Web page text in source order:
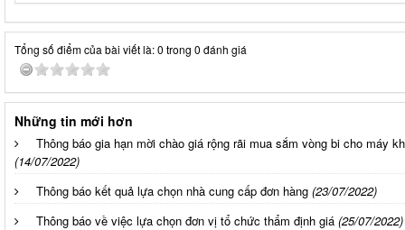
Tổng số điểm của bài viết là: 0 trong 0 đánh giá
Những tin mới hơn
Thông báo gia hạn mời chào giá rộng rãi mua sắm vòng bi cho máy
(14/07/2022)
Thông báo kết quả lựa chọn nhà cung cấp đơn hàng (23/07/2022)
Thông báo về việc lựa chọn đơn vị tổ chức thẩm định giá (25/07/2022)